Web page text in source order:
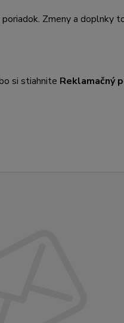
Zmeny a doplnky
si stiahnite Reklamačný